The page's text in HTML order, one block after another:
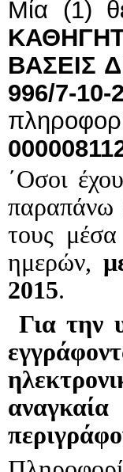
Μία (1)
ΒΑΣΕΙΣ
996/7-10-
00000
΄Οσοι
παραπάνω
τους
ημερών,
2015.
Για την